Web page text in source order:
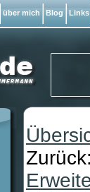
Zurück:
über mich Blog Links